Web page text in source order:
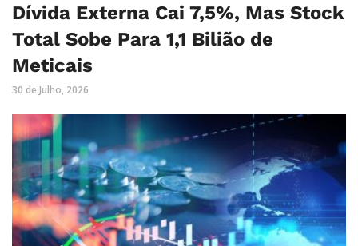
Dívida Externa Cai 7,5%, Mas Stock
Total Sobe Para 1,1 Bilião de
Meticais
30 de Julho, 2026